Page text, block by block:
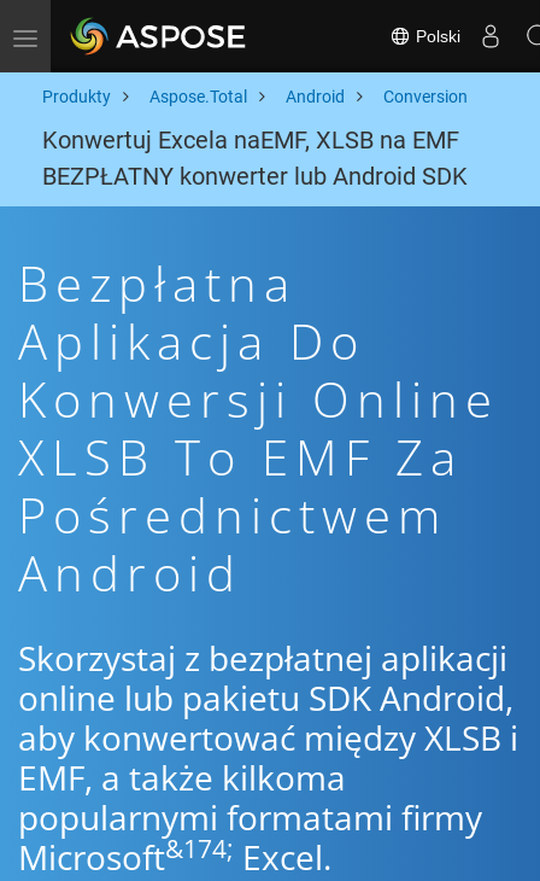
Toggle navigation Polski
Produkty Aspose.Total Android Conversion
Konwertuj Excela naEMF, XLSB na EMF
BEZPŁATNY konwerter lub Android SDK
Bezpłatna
Aplikacja Do
Konwersji Online
XLSB To EMF Za
Pośrednictwem
Android
Skorzystaj z bezpłatnej aplikacji
online lub pakietu SDK Android,
aby konwertować między XLSB i
EMF, a także kilkoma
popularnymi formatami firmy
Microsoft&174; Excel.